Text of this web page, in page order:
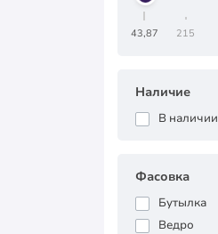
43,87 215
Наличие
В наличии
Фасовка
Бутылка
Ведро